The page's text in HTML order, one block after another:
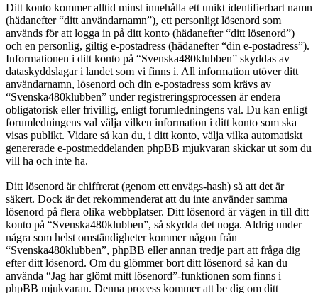
Ditt konto kommer alltid minst innehålla ett unikt identifierbart namn
(hädanefter “ditt användarnamn”), ett personligt lösenord som
används för att logga in på ditt konto (hädanefter “ditt lösenord”)
och en personlig, giltig e-postadress (hädanefter “din e-postadress”).
Informationen i ditt konto på “Svenska480klubben” skyddas av
dataskyddslagar i landet som vi finns i. All information utöver ditt
användarnamn, lösenord och din e-postadress som krävs av
“Svenska480klubben” under registreringsprocessen är endera
obligatorisk eller frivillig, enligt forumledningens val. Du kan enligt
forumledningens val välja vilken information i ditt konto som ska
visas publikt. Vidare så kan du, i ditt konto, välja vilka automatiskt
genererade e-postmeddelanden phpBB mjukvaran skickar ut som du
vill ha och inte ha.
Ditt lösenord är chiffrerat (genom ett envägs-hash) så att det är
säkert. Dock är det rekommenderat att du inte använder samma
lösenord på flera olika webbplatser. Ditt lösenord är vägen in till ditt
konto på “Svenska480klubben”, så skydda det noga. Aldrig under
några som helst omständigheter kommer någon från
“Svenska480klubben”, phpBB eller annan tredje part att fråga dig
efter ditt lösenord. Om du glömmer bort ditt lösenord så kan du
använda “Jag har glömt mitt lösenord”-funktionen som finns i
phpBB mjukvaran. Denna process kommer att be dig om ditt